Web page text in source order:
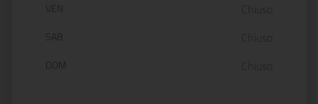
VEN
SAB
DOM